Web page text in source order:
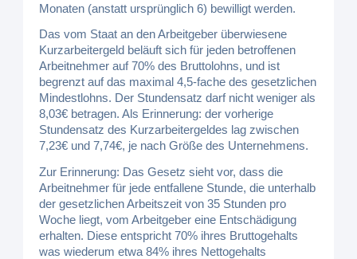
Monaten (anstatt ursprünglich 6) bewilligt werden.
Das vom Staat an den Arbeitgeber überwiesene
Kurzarbeitergeld beläuft sich für jeden betroffenen
Arbeitnehmer auf 70% des Bruttolohns, und ist
begrenzt auf das maximal 4,5-fache des gesetzlichen
Mindestlohns. Der Stundensatz darf nicht weniger als
8,03€ betragen. Als Erinnerung: der vorherige
Stundensatz des Kurzarbeitergeldes lag zwischen
7,23€ und 7,74€, je nach Größe des Unternehmens.
Zur Erinnerung: Das Gesetz sieht vor, dass die
Arbeitnehmer für jede entfallene Stunde, die unterhalb
der gesetzlichen Arbeitszeit von 35 Stunden pro
Woche liegt, vom Arbeitgeber eine Entschädigung
erhalten. Diese entspricht 70% ihres Bruttogehalts
was wiederum etwa 84% ihres Nettogehalts